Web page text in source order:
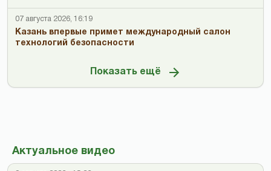
07 августа 2026, 16:19
Казань впервые примет международный салон
технологий безопасности
Показать ещё
Актуальное видео